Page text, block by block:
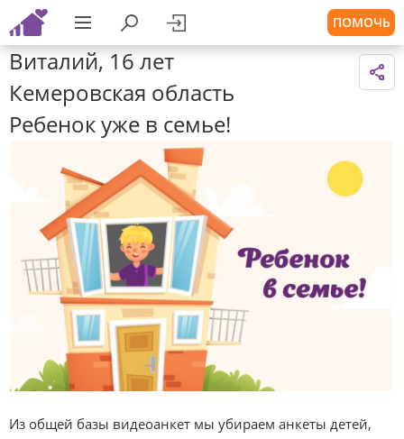
ПОМОЧЬ
Виталий, 16 лет
Кемеровская область
Ребенок уже в семье!
Из общей базы видеоанкет мы убираем анкеты детей,